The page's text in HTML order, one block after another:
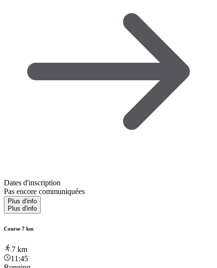
Dates d'inscription
Pas encore communiquées
Plus d'info
Plus d'info
Course 7 km
7 km
11:45